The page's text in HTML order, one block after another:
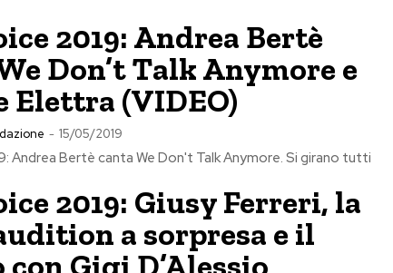
2019: Andrea Bertè
Don’t Talk Anymore e
Elettra (VIDEO)
- 15/05/2019
Andrea Bertè canta We Don't Talk Anymore. Si girano tutti
2019: Giusy Ferreri, la
a sorpresa e il